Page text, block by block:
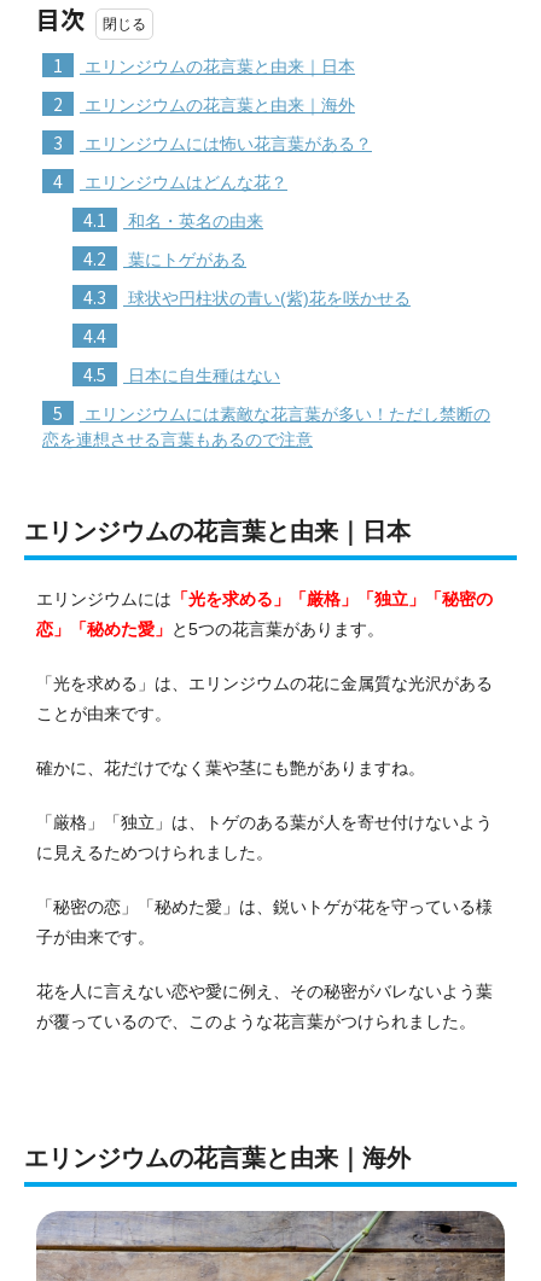
目次
1 エリンジウムの花言葉と由来｜日本
2 エリンジウムの花言葉と由来｜海外
3 エリンジウムには怖い花言葉がある？
4 エリンジウムはどんな花？
4.1 和名・英名の由来
4.2 葉にトゲがある
4.3 球状や円柱状の青い(紫)花を咲かせる
4.4
4.5
日本に自生種はない
5
エリンジウムには素敵な花言葉が多い！ただし禁断の
恋を連想させる言葉もあるので注意
エリンジウムの花言葉と由来｜日本
エリンジウムには 「光を求める」「厳格」「独立」「秘密の
恋」「秘めた愛」 と5つの花言葉があります。
「光を求める」は、エリンジウムの花に金属質な光沢がある
ことが由来です。
確かに、花だけでなく葉や茎にも艶がありますね。
「厳格」「独立」は、トゲのある葉が人を寄せ付けないよう
に見えるためつけられました。
「秘密の恋」「秘めた愛」は、鋭いトゲが花を守っている様
子が由来です。
花を人に言えない恋や愛に例え、その秘密がバレないよう葉
が覆っているので、このような花言葉がつけられました。
エリンジウムの花言葉と由来｜海外